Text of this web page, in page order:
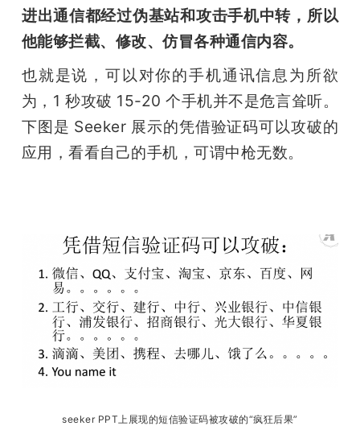
进出通信都经过伪基站和攻击手机中转，所以
他能够拦截、修改、仿冒各种通信内容。
也就是说，可以对你的手机通讯信息为所欲
为，1 秒攻破 15-20 个手机并不是危言耸听。
下图是 Seeker 展示的凭借验证码可以攻破的
应用，看看自己的手机，可谓中枪无数。
seeker PPT上展现的短信验证码被攻破的“疯狂后果”